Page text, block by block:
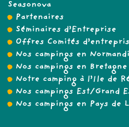
Seasonova
Partenaires
Séminaires d’Entreprise
Offres Comités
Nos campings en
Nos campings en Bretagne
Notre camping à l’Ile de
Nos campings Est/Grand
Nos campings en Pays de